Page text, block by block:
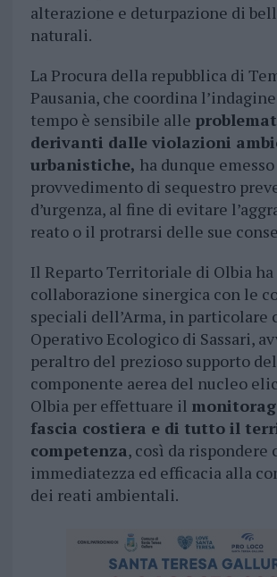
alterazione e deturpazione di
naturali.
La Procura della repubblica di
Pausania, che coordina
tempo è sensibile alle
derivanti dalle violazioni
urbanistiche, ha dunque
provvedimento di sequestro
d’urgenza, al fine di evitare
reato o il protrarsi delle sue
Il Reparto Territoriale di Olbia ha
collaborazione sinergica con le
speciali dell’Arma, in particolare
Operativo Ecologico di Sassari,
peraltro del prezioso supporto
componente aerea del nucleo
Olbia per effettuare il
fascia costiera e di tutto il
competenza, così da rispondere
immediatezza ed efficacia alla
dei reati ambientali.